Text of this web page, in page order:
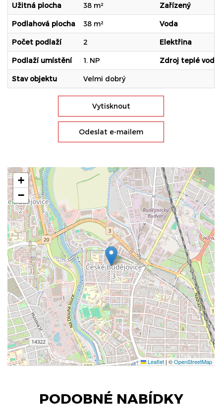
Užitná plocha 38 m² Zařízený
Podlahová plocha 38 m² Voda
Počet podlaží 2 Elektřina
Podlaží umístění 1. NP Zdroj teplé vody
Stav objektu Velmi dobrý
Vytisknout
Odeslat e-mailem
+
−
Leaflet | ©OpenStreetMap
PODOBNÉ NABÍDKY